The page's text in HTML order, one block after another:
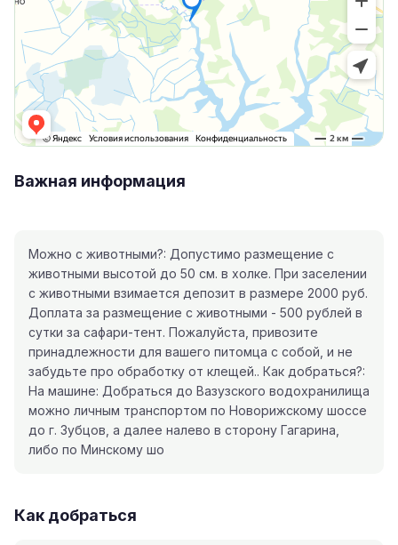
Важная информация
Можно с животными?: Допустимо размещение с
животными высотой до 50 см. в холке. При заселении
с животными взимается депозит в размере 2000 руб.
Доплата за размещение с животными - 500 рублей в
сутки за сафари-тент. Пожалуйста, привозите
принадлежности для вашего питомца с собой, и не
забудьте про обработку от клещей.. Как добраться?:
На машине: Добраться до Вазузского водохранилища
можно личным транспортом по Новорижскому шоссе
до г. Зубцов, а далее налево в сторону Гагарина,
либо по Минскому шо
Как добраться